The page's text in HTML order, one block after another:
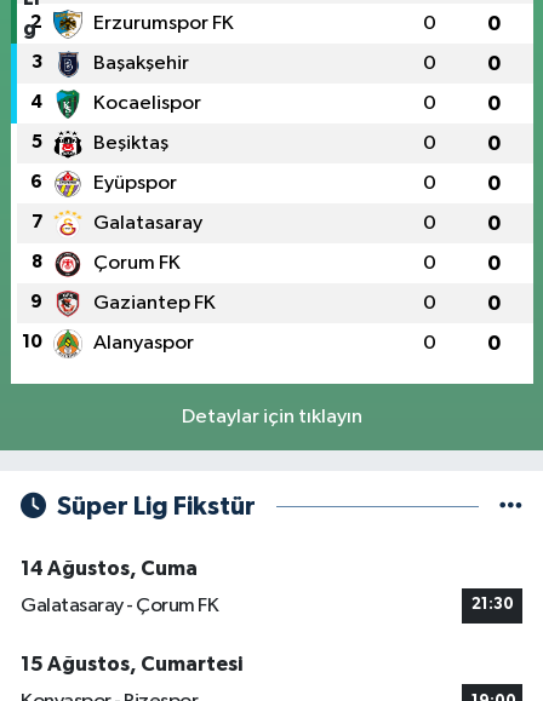
2 Erzurumspor FK 0 0
3 Başakşehir 0 0
4 Kocaelispor 0 0
5 Beşiktaş 0 0
6 Eyüpspor 0 0
7 Galatasaray 0 0
8 Çorum FK 0 0
9 Gaziantep FK 0 0
10 Alanyaspor 0 0
Detaylar için tıklayın
Süper Lig Fikstür
14 Ağustos, Cuma
Galatasaray - Çorum FK
21:30
15 Ağustos, Cumartesi